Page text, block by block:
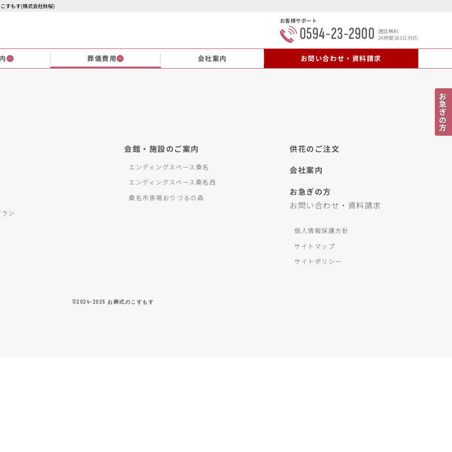
すもす(株式会社秋桜)
お客様サポート
0594-23-2900 通話無料
24時間365日対応
葬儀費用 会社案内 お問い合わせ・資料請求
お急ぎの方
ン
会館・施設のご案内
エンディングスペース桑名
エンディングスペース桑名西
桑名市斎場おりづるの森
供花のご注文
会社案内
お急ぎの方
お問い合わせ・資料請求
個人情報保護方針
サイトマップ
サイトポリシー
©2024-2025 お葬式のこすもす